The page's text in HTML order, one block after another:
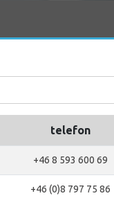
telefon
+46 8 593 600 69
+46 (0)8 797 75 86